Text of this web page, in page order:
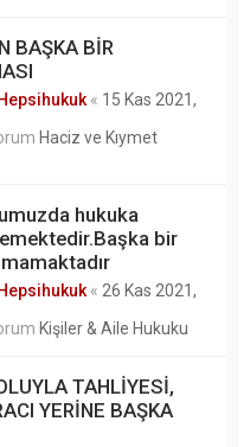
BAŞKA BİR
Hepsihukuk « 15 Kas 2021,
Haciz ve Kıymet
hukuka
bir
Hepsihukuk « 26 Kas 2021,
Kişiler & Aile Hukuku
TAHLİYESİ,
YERİNE BAŞKA